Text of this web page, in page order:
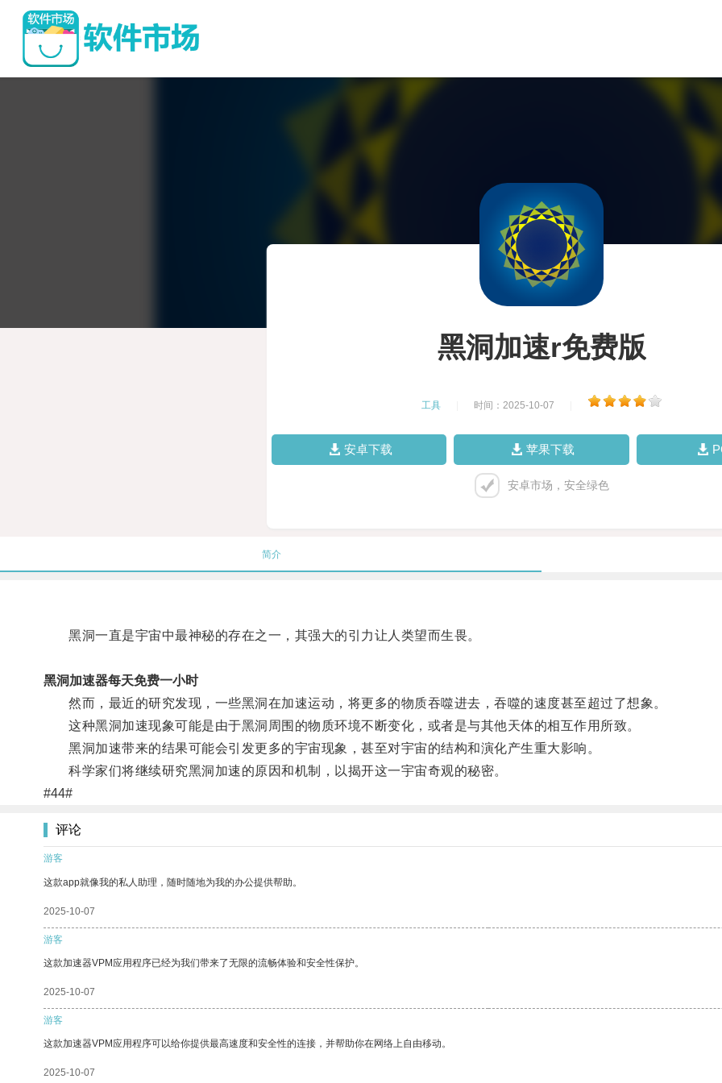
黑洞加速r免费版
工具 时间：2025-10-07
安卓下载 苹果下载
安卓市场，安全绿色
简介
黑洞一直是宇宙中最神秘的存在之一，其强大的引力让人类望而生畏。
黑洞加速器每天免费一小时
然而，最近的研究发现，一些黑洞在加速运动，将更多的物质吞噬进去，吞噬的速度甚至超过了想象。
这种黑洞加速现象可能是由于黑洞周围的物质环境不断变化，或者是与其他天体的相互作用所致。
黑洞加速带来的结果可能会引发更多的宇宙现象，甚至对宇宙的结构和演化产生重大影响。
科学家们将继续研究黑洞加速的原因和机制，以揭开这一宇宙奇观的秘密。
#44#
评论
游客
这款app就像我的私人助理，随时随地为我的办公提供帮助。
2025-10-07
游客
这款加速器VPM应用程序已经为我们带来了无限的流畅体验和安全性保护。
2025-10-07
游客
这款加速器VPM应用程序可以给你提供最高速度和安全性的连接，并帮助你在网络上自由移动。
2025-10-07